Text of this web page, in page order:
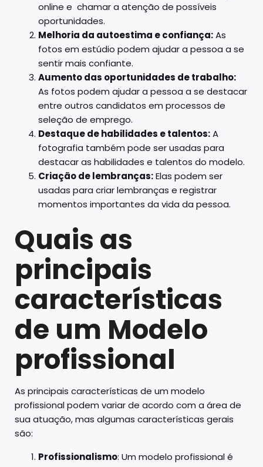
online e chamar a atenção de possíveis
oportunidades.
Melhoria da autoestima e confiança:As
fotos em estúdio podem ajudar a pessoa a se
sentir mais confiante.
Aumento das oportunidades de trabalho:
As fotos podem ajudar a pessoa a se destacar
entre outros candidatos em processos de
seleção de emprego.
Destaque de habilidades e talentos:A
fotografia também pode ser usadas para
destacar as habilidades e talentos do modelo.
Criação de lembranças:Elas podem ser
usadas para criar lembranças e registrar
momentos importantes da vida da pessoa.
Quais as
principais
características
de um Modelo
profissional
As principais características de um modelo
profissional podem variar de acordo com a área de
sua atuação, mas algumas características gerais
são:
Profissionalismo: Um modelo profissional é